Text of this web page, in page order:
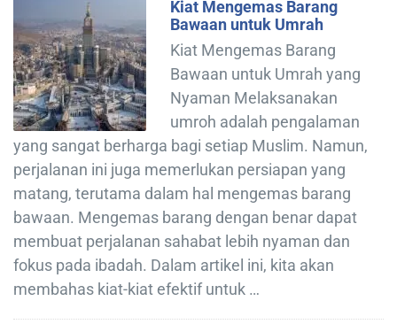
Kiat Mengemas Barang
Bawaan untuk Umrah
Kiat Mengemas Barang
Bawaan untuk Umrah yang
Nyaman Melaksanakan
umroh adalah pengalaman
yang sangat berharga bagi setiap Muslim. Namun,
perjalanan ini juga memerlukan persiapan yang
matang, terutama dalam hal mengemas barang
bawaan. Mengemas barang dengan benar dapat
membuat perjalanan sahabat lebih nyaman dan
fokus pada ibadah. Dalam artikel ini, kita akan
membahas kiat-kiat efektif untuk …